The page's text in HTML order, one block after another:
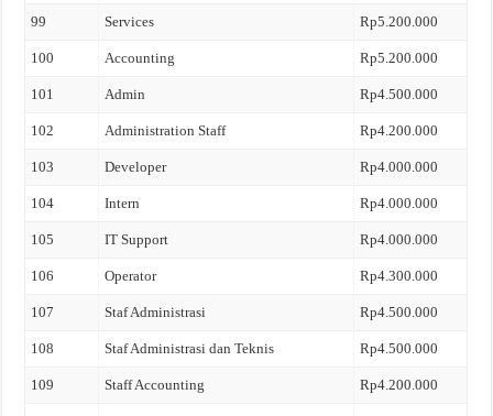
99 Services Rp5.200.000
100 Accounting Rp5.200.000
101 Admin Rp4.500.000
102 Administration Staff Rp4.200.000
103 Developer Rp4.000.000
104 Intern Rp4.000.000
105 IT Support Rp4.000.000
106 Operator Rp4.300.000
107 Staf Administrasi Rp4.500.000
108 Staf Administrasi dan Teknis Rp4.500.000
109 Staff Accounting Rp4.200.000